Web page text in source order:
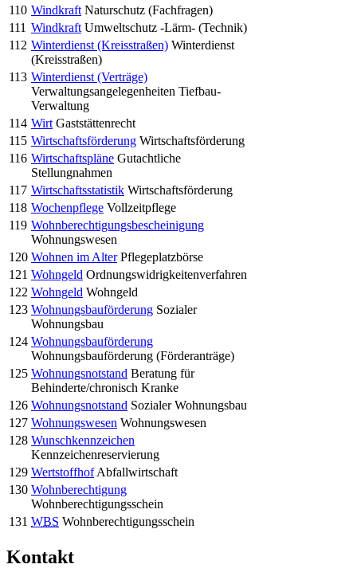
110 Windkraft Naturschutz (Fachfragen)
111 Windkraft Umweltschutz -Lärm- (Technik)
112 Winterdienst (Kreisstraßen) Winterdienst
(Kreisstraßen)
113 Winterdienst (Verträge)
Verwaltungsangelegenheiten Tiefbau-
Verwaltung
114 Wirt Gaststättenrecht
115 Wirtschaftsförderung Wirtschaftsförderung
116 Wirtschaftspläne Gutachtliche
Stellungnahmen
117 Wirtschaftsstatistik Wirtschaftsförderung
118 Wochenpflege Vollzeitpflege
119 Wohnberechtigungsbescheinigung
Wohnungswesen
120 Wohnen im Alter Pflegeplatzbörse
121 Wohngeld Ordnungswidrigkeitenverfahren
122 Wohngeld Wohngeld
123 Wohnungsbauförderung Sozialer
Wohnungsbau
124 Wohnungsbauförderung
Wohnungsbauförderung (Förderanträge)
125 Wohnungsnotstand Beratung für
Behinderte/chronisch Kranke
126 Wohnungsnotstand Sozialer Wohnungsbau
127 Wohnungswesen Wohnungswesen
128 Wunschkennzeichen
Kennzeichenreservierung
129 Wertstoffhof Abfallwirtschaft
130 Wohnberechtigung
Wohnberechtigungsschein
131 WBS Wohnberechtigungsschein
Kontakt